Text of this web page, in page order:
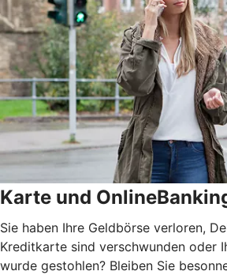
Karte und
Sie haben Ihre Geldbörse verloren,
Kreditkarte sind verschwunden oder
wurde gestohlen? Bleiben Sie